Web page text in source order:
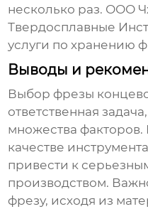
несколько раз. ООО
Твердосплавные
услуги по хранению
Выводы и
Выбор фрезы
ответственная
множества факторов.
качестве
привести к
производством.
фрезу, исходя из